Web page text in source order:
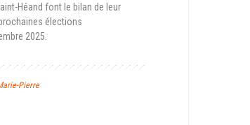
Héand font le bilan de leur
élections
2025.
Pierre